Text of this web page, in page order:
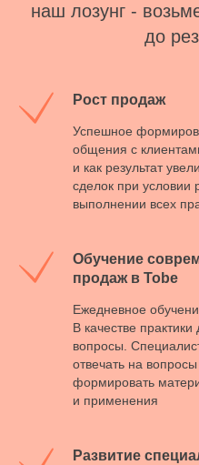
наш лозунг -
до
Рост продаж
Успешное
общения с
и как результат
сделок при условии
выполнении всех
Обучение
продаж в Tobe
Ежедневное
В качестве
вопросы.
отвечать на
формировать
и применения
Развитие